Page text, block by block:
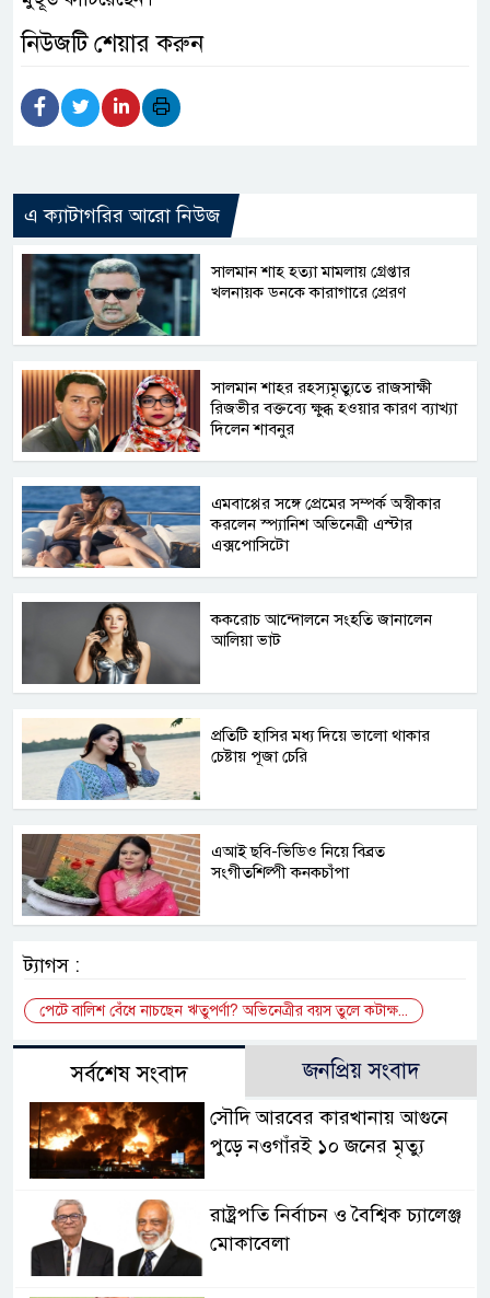
নিউজটি শেয়ার করুন
এ ক্যাটাগরির আরো নিউজ
সালমান শাহ হত্যা মামলায় গ্রেপ্তার
খলনায়ক ডনকে কারাগারে প্রেরণ
সালমান শাহর রহস্যমৃত্যুতে রাজসাক্ষী
রিজভীর বক্তব্যে ক্ষুব্ধ হওয়ার কারণ ব্যাখ্যা
দিলেন শাবনুর
এমবাপ্পের সঙ্গে প্রেমের সম্পর্ক অস্বীকার
করলেন স্প্যানিশ অভিনেত্রী এস্টার
এক্সপোসিটো
ককরোচ আন্দোলনে সংহতি জানালেন
আলিয়া ভাট
প্রতিটি হাসির মধ্য দিয়ে ভালো থাকার
চেষ্টায় পূজা চেরি
এআই ছবি-ভিডিও নিয়ে বিব্রত
সংগীতশিল্পী কনকচাঁপা
ট্যাগস :
পেটে বালিশ বেঁধে নাচছেন ঋতুপর্ণা? অভিনেত্রীর বয়স তুলে কটাক্ষ...
সর্বশেষ সংবাদ জনপ্রিয় সংবাদ
সৌদি আরবের কারখানায় আগুনে
পুড়ে নওগাঁরই ১০ জনের মৃত্যু
রাষ্ট্রপতি নির্বাচন ও বৈশ্বিক চ্যালেঞ্জ
মোকাবেলা